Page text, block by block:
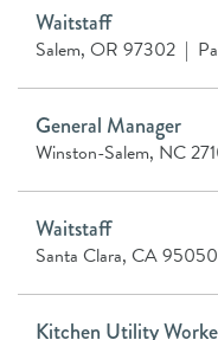
Waitstaff
Salem, OR 97302 |
General Manager
Winston-Salem, NC
Waitstaff
Santa Clara, CA 95050
Kitchen Utility